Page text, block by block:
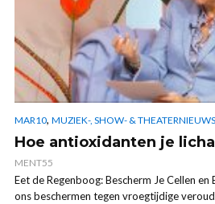
MAR10, MUZIEK-, SHOW- & THEATERNIEUWS
Hoe antioxidanten je
MENT55
Eet de Regenboog: Bescherm Je Cellen en
ons beschermen tegen vroegtijdige